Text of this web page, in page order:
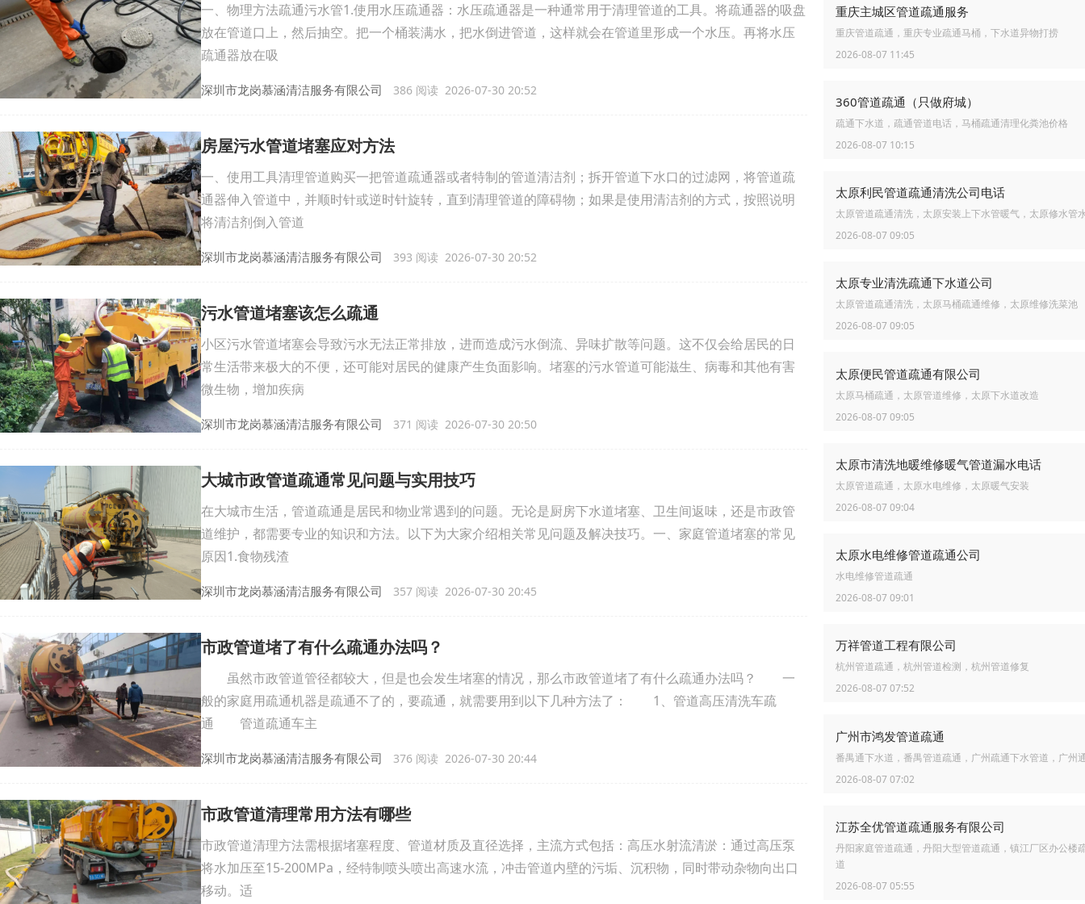
一、物理方法疏通污水管1.使用水压疏通器：水压疏通器是一种通常用于清理管道的工具。将疏通器的吸盘
放在管道口上，然后抽空。把一个桶装满水，把水倒进管道，这样就会在管道里形成一个水压。再将水压
疏通器放在吸
深圳市龙岗慕涵清洁服务有限公司 386 阅读 2026-07-30 20:52
房屋污水管道堵塞应对方法
一、使用工具清理管道购买一把管道疏通器或者特制的管道清洁剂；拆开管道下水口的过滤网，将管道疏
通器伸入管道中，并顺时针或逆时针旋转，直到清理管道的障碍物；如果是使用清洁剂的方式，按照说明
将清洁剂倒入管道
深圳市龙岗慕涵清洁服务有限公司 393 阅读 2026-07-30 20:52
污水管道堵塞该怎么疏通
小区污水管道堵塞会导致污水无法正常排放，进而造成污水倒流、异味扩散等问题。这不仅会给居民的日
常生活带来极大的不便，还可能对居民的健康产生负面影响。堵塞的污水管道可能滋生、病毒和其他有害
微生物，增加疾病
深圳市龙岗慕涵清洁服务有限公司 371 阅读 2026-07-30 20:50
大城市政管道疏通常见问题与实用技巧
在大城市生活，管道疏通是居民和物业常遇到的问题。无论是厨房下水道堵塞、卫生间返味，还是市政管
道维护，都需要专业的知识和方法。以下为大家介绍相关常见问题及解决技巧。一、家庭管道堵塞的常见
原因1.食物残渣
深圳市龙岗慕涵清洁服务有限公司 357 阅读 2026-07-30 20:45
市政管道堵了有什么疏通办法吗？
虽然市政管道管径都较大，但是也会发生堵塞的情况，那么市政管道堵了有什么疏通办法吗？ 一
般的家庭用疏通机器是疏通不了的，要疏通，就需要用到以下几种方法了： 1、管道高压清洗车疏
通 管道疏通车主
深圳市龙岗慕涵清洁服务有限公司 376 阅读 2026-07-30 20:44
市政管道清理常用方法有哪些
市政管道清理方法需根据堵塞程度、管道材质及直径选择，主流方式包括：高压水射流清淤：通过高压泵
将水加压至15-200MPa，经特制喷头喷出高速水流，冲击管道内壁的污垢、沉积物，同时带动杂物向出口
移动。适
重庆主城区管道疏通服务
重庆管道疏通，重庆专业疏通马桶，下水道异物打捞
2026-08-07 11:45
360管道疏通（只做府城）
疏通下水道，疏通管道电话，马桶疏通清理化粪池价格
2026-08-07 10:15
太原利民管道疏通清洗公司电话
太原管道疏通清洗，太原安装上下水管暖气，太原修水管
2026-08-07 09:05
太原专业清洗疏通下水道公司
太原管道疏通清洗，太原马桶疏通维修，太原维修洗菜池
2026-08-07 09:05
太原便民管道疏通有限公司
太原马桶疏通，太原管道维修，太原下水道改造
2026-08-07 09:05
太原市清洗地暖维修暖气管道漏水电话
太原管道疏通，太原水电维修，太原暖气安装
2026-08-07 09:04
太原水电维修管道疏通公司
水电维修管道疏通
2026-08-07 09:01
万祥管道工程有限公司
杭州管道疏通，杭州管道检测，杭州管道修复
2026-08-07 07:52
广州市鸿发管道疏通
番禺通下水道，番禺管道疏通，广州疏通下水管道，广州
2026-08-07 07:02
江苏全优管道疏通服务有限公司
丹阳家庭管道疏通，丹阳大型管道疏通，镇江厂区办公楼
道
2026-08-07 05:55